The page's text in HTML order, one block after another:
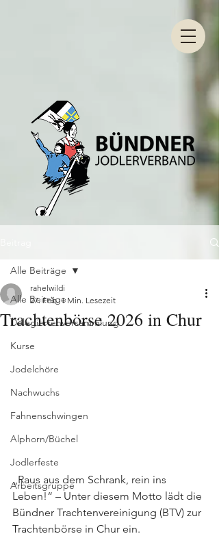
Alle Beiträge
Delegiertenversammlung
Kurse
Jodelchöre
Nachwuchs
Fahnenschwingen
Alphorn/Büchel
Jodlerfeste
Arbeitsgruppe
Alle Beiträge
Trachtenbörse 2026 in Chur
rahelwildi
27. Feb. 1 Min. Lesezeit
„Raus aus dem Schrank, rein ins
Leben!“ – Unter diesem Motto lädt die
Bündner Trachtenvereinigung (BTV) zur
Trachtenbörse in Chur ein.